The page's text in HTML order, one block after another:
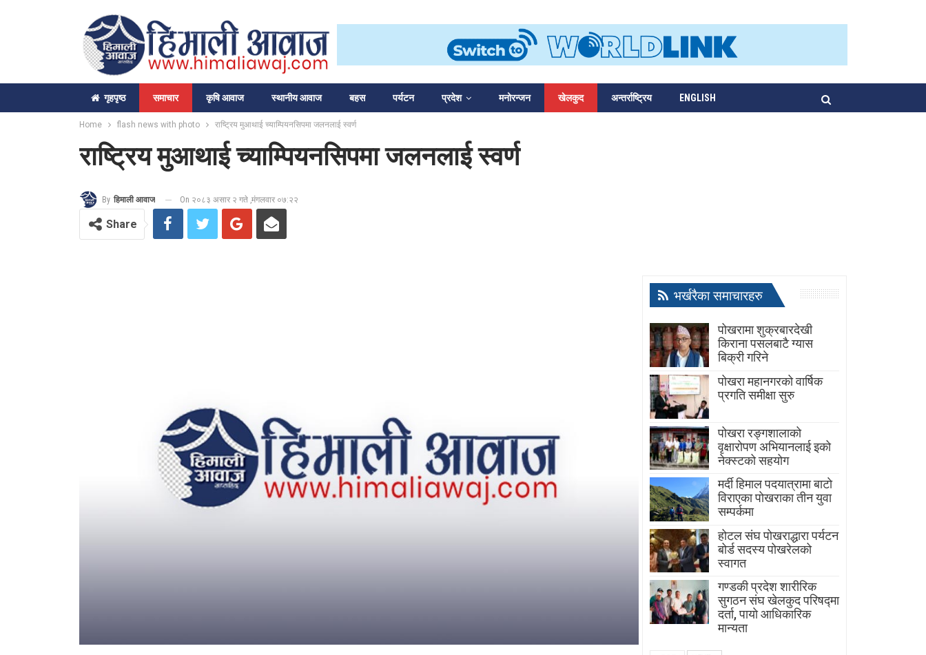
गृहपृष्‍ठ समाचार कृषि आवाज स्थानीय आवाज बहस पर्यटन प्रदेश मनोरन्जन खेलकुद अन्तर्राष्ट्रिय ENGLISH
Home flash news with photo राष्ट्रिय मुआथाई च्याम्पियनसिपमा जलनलाई स्वर्ण
राष्ट्रिय मुआथाई च्याम्पियनसिपमा जलनलाई स्वर्ण
By हिमाली आवाज On २०८३ असार २ गते ,मंगलवार ०७:२२
Share
भर्खरैका समाचारहरु
पोखरामा शुक्रबारदेखी
किराना पसलबाटै ग्यास
बिक्री गरिने
पोखरा महानगरको वार्षिक
प्रगति समीक्षा सुरु
पोखरा रङ्गशालाको
वृक्षारोपण अभियानलाई इको
नेक्स्टको सहयोग
मर्दी हिमाल पदयात्रामा बाटाे
विराएका पाेखराका तीन युवा
सम्पर्कमा
होटल संघ पोखराद्धारा पर्यटन
बोर्ड सदस्य पोखरेलको
स्वागत
गण्डकी प्रदेश शारीरिक
सुगठन संघ खेलकुद परिषद्मा
दर्ता, पायाे आधिकारिक
मान्यता